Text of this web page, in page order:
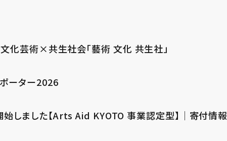
化芸術×共生社会「藝術 文化 共生社」
ーター2026
しました【Arts Aid KYOTO 事業認定型】｜寄付情報